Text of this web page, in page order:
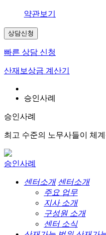
약관보기
상담신청
빠른 상담 신청
산재보상금 계산기
승인사례
승인사례
최고 수준의 노무사들이 체
승인사례
센터소개 센터소개
주요 업무
지사 소개
구성원 소개
센터 소식